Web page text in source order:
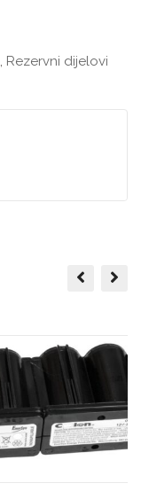
, Rezervni dijelovi